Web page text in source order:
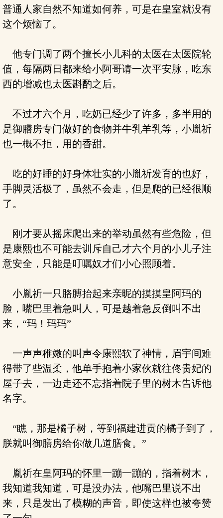
普通人家自然不知道如何养，可是在皇室就没有
这个烦恼了。
他专门调了两个擅长小儿科的太医在太医院轮
值，每隔两日都来给小阿哥请一次平安脉，吃东
西的增减也太医斟酌之后。
不过才六个月，吃奶已经少了许多，多半用的
是御膳房专门做好的食物并牛乳羊乳等，小胤祈
也一概不拒，用的香甜。
吃的好睡的好身体壮实的小胤祈发育的也好，
手脚灵活极了，虽然不会走，但是爬的已经很顺
了。
刚才要从摇床爬出来的举动虽然有些危险，但
是康熙也不可能去训斥自己才六个月的小儿子注
意安全，只能是叮嘱奴才们小心照顾着。
小胤祈一只胳膊抬起来亲昵的摸摸皇阿玛的
脸，嘴巴里着急叫人，可是越着急反倒叫不出
来，“玛！玛玛”
一声声稚嫩的叫声令康熙软了神情，眉宇间难
得带了些温柔，他单手抱着小家伙就往佟贵妃的
屋子去，一边走还不忘指着院子里的树木告诉他
名字。
“瞧，那是橘子树，等到福建进贡的橘子到了，
朕就叫御膳房给你做几道膳食。”
胤祈在皇阿玛的怀里一蹦一蹦的，指着树木，
我知道我知道，可是没办法，他嘴巴里说不出
来，只是发出了模糊的声音，即使这样也被夸赞